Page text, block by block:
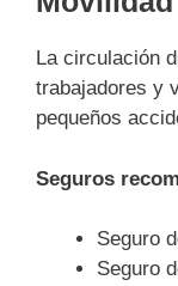
La circulación
trabajadores y
pequeños
Seguros
Seguro
Seguro